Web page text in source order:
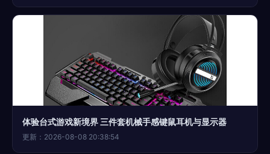
体验台式游戏新境界 三件套机械手感键鼠耳机与显示器
更新：2026-08-08 20:38:54